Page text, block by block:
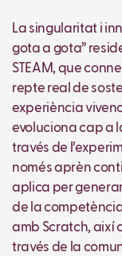
La singularitat i
gota a gota”
STEAM, que
repte real de
experiència
evoluciona cap a
través de
només aprèn
aplica per
de la
amb Scratch, així
través de la